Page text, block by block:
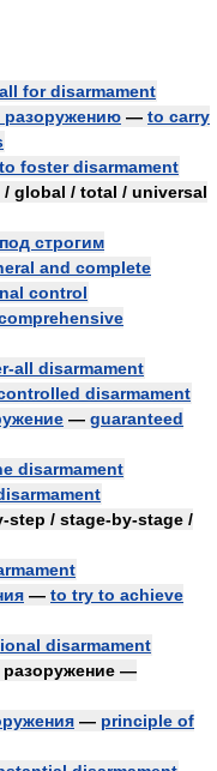
for disarmament
— to carry
to foster disarmament
global / total / universal
строгим
and complete
control
all disarmament
disarmament
— guaranteed
disarmament
/ stage-by-stage /
— to try to achieve
disarmament
разоружение —
— principle of